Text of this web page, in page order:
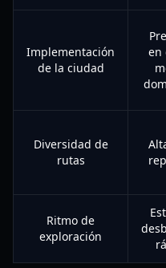
Implementación
de la ciudad
en
Diversidad de
rutas
Ritmo de
exploración